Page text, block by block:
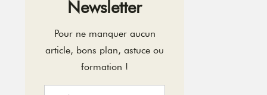
Newsletter
Pour ne manquer aucun
article, bons plan, astuce ou
formation !